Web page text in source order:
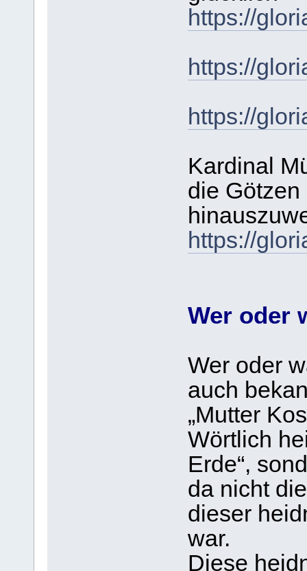
https://
https://
https://
Kardinal
die
https://
Wer oder
Wer oder
auch
„Mutter
Wörtlich
Erde“,
da nicht
dieser
war.
Diese